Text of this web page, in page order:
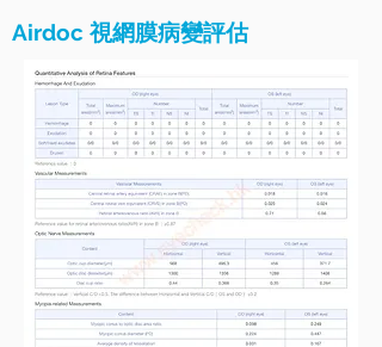
Airdoc 視網膜病變評估